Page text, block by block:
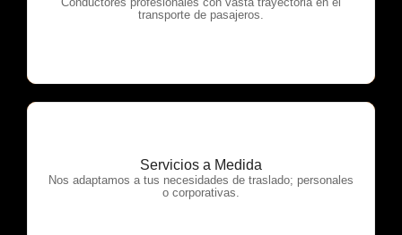
transporte de pasajeros.
OTP Servicios
Servicios a Medida
Nos adaptamos a tus necesidades de traslado; personales
o corporativas.
OTP Servicios